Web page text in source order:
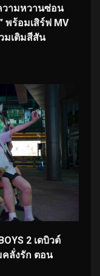
วามหวานซ่อน
พร้อมเสิร์ฟ MV
มเติมสีสัน
2 เดบิวต์
คลั่งรัก ตอน